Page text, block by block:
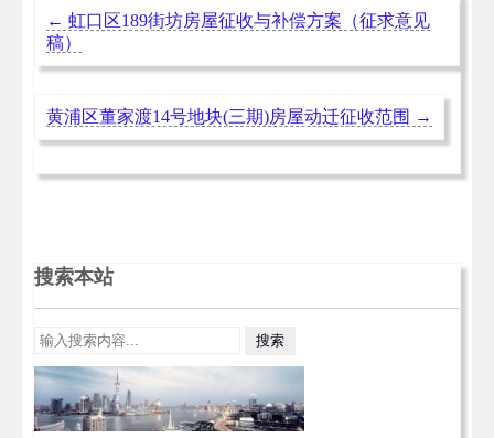
← 虹口区189街坊房屋征收与补偿方案（征求意见
稿）
黄浦区董家渡14号地块(三期)房屋动迁征收范围 →
搜索本站